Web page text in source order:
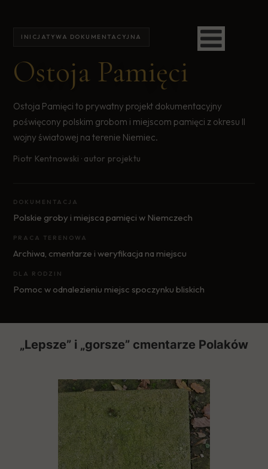
INICJATYWA DOKUMENTACYJNA
Ostoja Pamięci
Ostoja Pamięci to prywatny projekt dokumentacyjny
poświęcony polskim grobom i miejscom pamięci z okresu II
wojny światowej na terenie Niemiec.
Piotr Kentnowski · autor projektu
DOKUMENTACJA
Polskie groby i miejsca pamięci w Niemczech
PRACA TERENOWA
Archiwa, cmentarze i weryfikacja na miejscu
DLA RODZIN
Pomoc w odnalezieniu miejsc spoczynku bliskich
„Lepsze” i „gorsze” cmentarze Polaków